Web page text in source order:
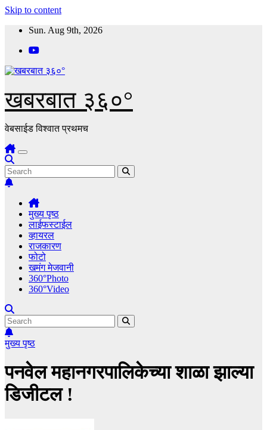
Skip to content
Sun. Aug 9th, 2026
खबरबात ३६०°
वेबसाईड विश्वात प्रथमच
मुख्य पृष्ठ
लाईफस्टाईल
व्हायरल
राजकारण
फोटो
खमंग मेजवानी
360°Photo
360°Video
मुख्य पृष्ठ
पनवेल महानगरपालिकेच्या शाळा झाल्या
डिजीटल !